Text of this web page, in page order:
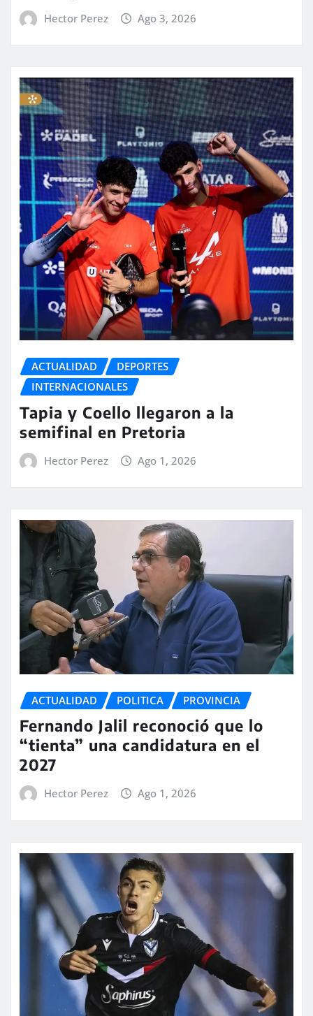
Hector Perez Ago 3, 2026
ACTUALIDAD
DEPORTES
INTERNACIONALES
Tapia y Coello llegaron a la
semifinal en Pretoria
Hector Perez Ago 1, 2026
ACTUALIDAD POLITICA PROVINCIA
Fernando Jalil reconoció que lo
“tienta” una candidatura en el
2027
Hector Perez Ago 1, 2026